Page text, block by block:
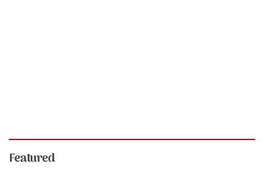
Featured